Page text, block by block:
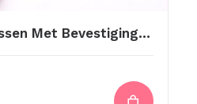
Pannenlappen Lussen Met Bevestiging Schroef Live Love Cook 12 Br